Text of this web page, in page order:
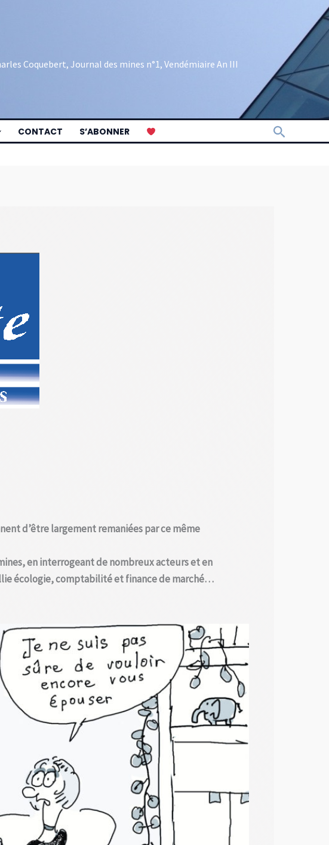
Coquebert, Journal des mines n°1, Vendémiaire An III
CONTACT S’ABONNER
d’être largement remaniées par ce même
en interrogeant de nombreux acteurs et en
écologie, comptabilité et finance de marché…